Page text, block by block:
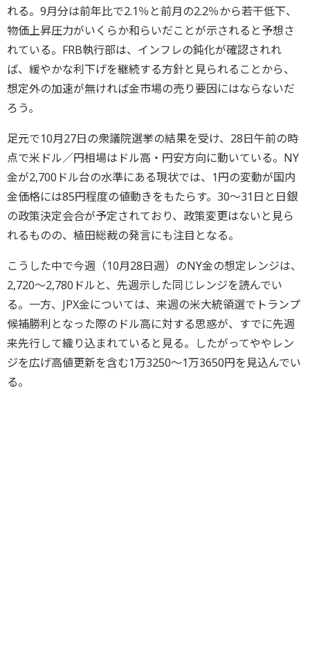
れる。9月分は前年比で2.1％と前月の2.2％から若干低下、
物価上昇圧力がいくらか和らいだことが示されると予想さ
れている。FRB執行部は、インフレの鈍化が確認されれ
ば、緩やかな利下げを継続する方針と見られることから、
想定外の加速が無ければ金市場の売り要因にはならないだ
ろう。
足元で10月27日の衆議院選挙の結果を受け、28日午前の時
点で米ドル／円相場はドル高・円安方向に動いている。NY
金が2,700ドル台の水準にある現状では、1円の変動が国内
金価格には85円程度の値動きをもたらす。30～31日と日銀
の政策決定会合が予定されており、政策変更はないと見ら
れるものの、植田総裁の発言にも注目となる。
こうした中で今週（10月28日週）のNY金の想定レンジは、
2,720～2,780ドルと、先週示した同じレンジを読んでい
る。一方、JPX金については、来週の米大統領選でトランプ
候補勝利となった際のドル高に対する思惑が、すでに先週
来先行して織り込まれていると見る。したがってややレン
ジを広げ高値更新を含む1万3250～1万3650円を見込んでい
る。